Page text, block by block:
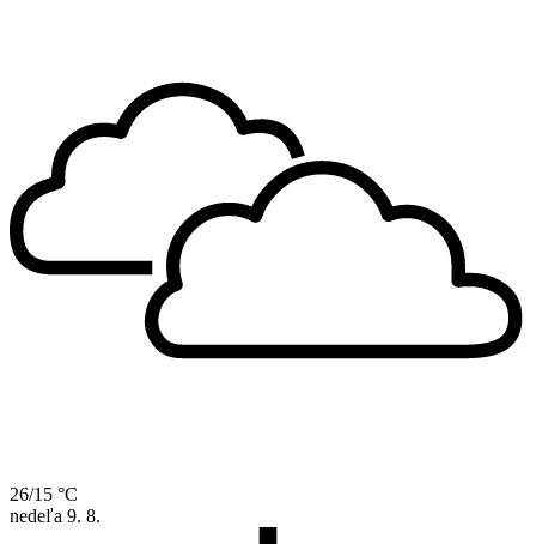
26/15 °C
nedeľa 9. 8.